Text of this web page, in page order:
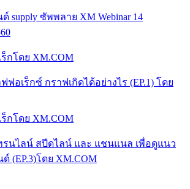
ด์ supply ซัพพลาย XM Webinar 14
กโดย XM.COM
ฟอเร็กซ์ กราฟเกิดได้อย่างไร (EP.1) โดย
กโดย XM.COM
รนไลน์ สปีดไลน์ และ แชนแนล เพื่อดูแนว
(EP.3)โดย XM.COM